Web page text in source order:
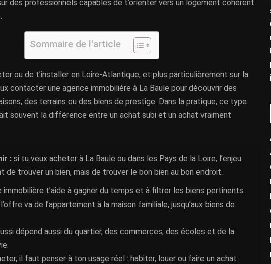
des professionnels capables de t’orienter vers un logement cohérent
Sommaire de l'article
ou de t’installer en Loire-Atlantique, et plus particulièrement sur la
contacter une agence immobilière à La Baule pour découvrir des
des terrains ou des biens de prestige. Dans la pratique, ce type
souvent la différence entre un achat subi et un achat vraiment
: si tu veux acheter à La Baule ou dans les Pays de la Loire, l’enjeu
de trouver un bien, mais de trouver le bon bien au bon endroit.
immobilière t’aide à gagner du temps et à filtrer les biens pertinents.
va de l’appartement à la maison familiale, jusqu’aux biens de
dépend aussi du quartier, des commerces, des écoles et de la
il faut penser à ton usage réel : habiter, louer ou faire un achat